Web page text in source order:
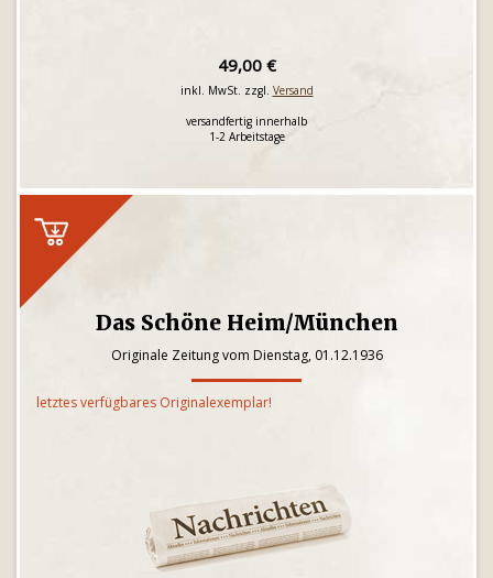
49,00 €
inkl. MwSt. zzgl. Versand
versandfertig innerhalb
1-2 Arbeitstage
Das Schöne Heim/München
Originale Zeitung vom Dienstag, 01.12.1936
letztes verfügbares Originalexemplar!